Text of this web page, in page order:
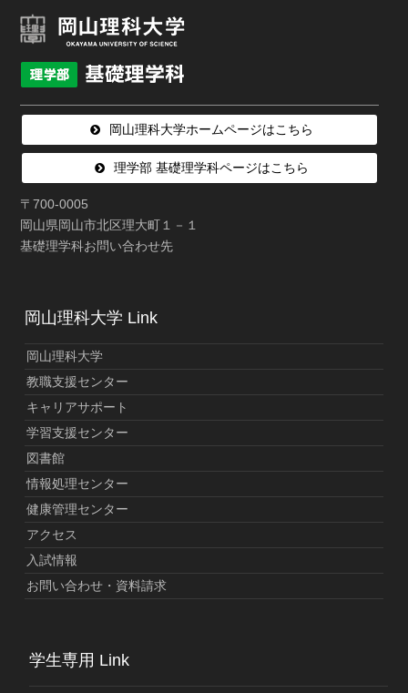
岡山理科大学ホームページはこちら
理学部 基礎理学科ページはこちら
〒700-0005
岡山県岡山市北区理大町１－１
基礎理学科お問い合わせ先
岡山理科大学 Link
岡山理科大学
教職支援センター
キャリアサポート
学習支援センター
図書館
情報処理センター
健康管理センター
アクセス
入試情報
お問い合わせ・資料請求
学生専用 Link